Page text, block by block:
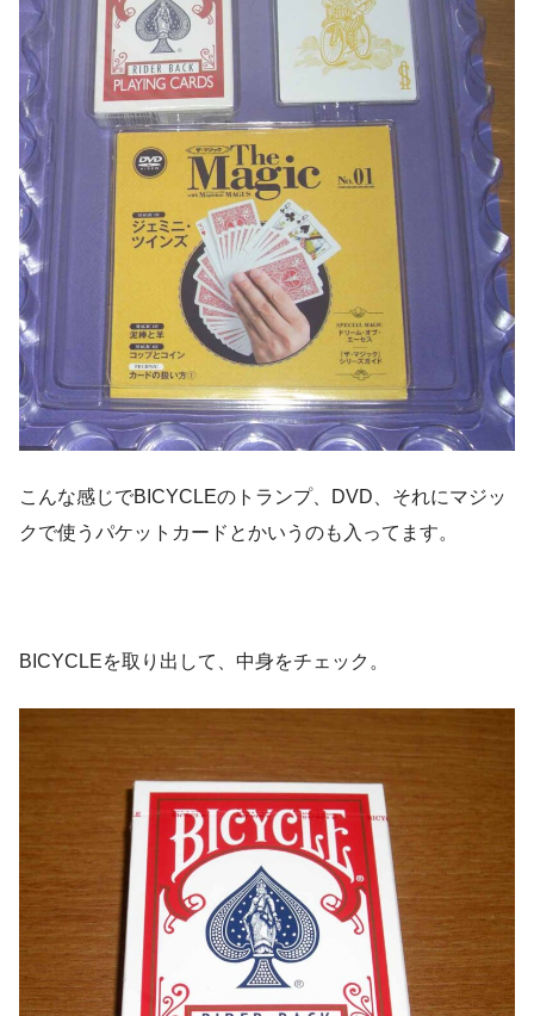
こんな感じでBICYCLEのトランプ、DVD、それにマジッ
クで使うパケットカードとかいうのも入ってます。
BICYCLEを取り出して、中身をチェック。